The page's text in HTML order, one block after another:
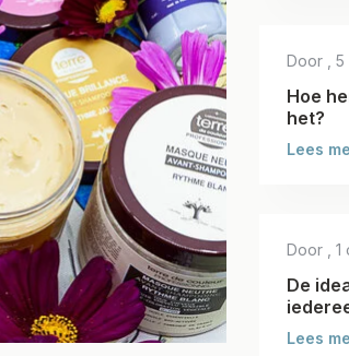
Door ,
Hoe
het?
Lees
Door ,
De
Lees